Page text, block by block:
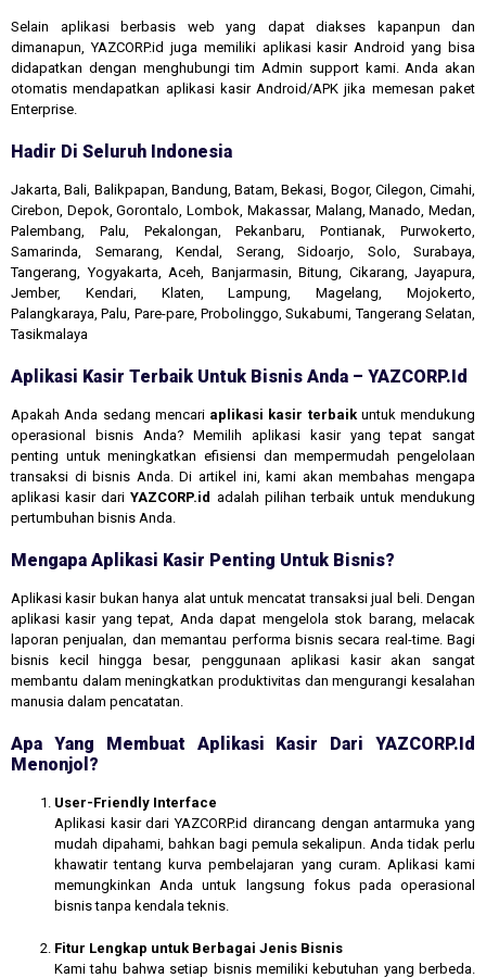
Selain aplikasi berbasis web yang dapat diakses kapanpun dan
dimanapun, YAZCORP.id juga memiliki aplikasi kasir Android yang bisa
didapatkan dengan menghubungi tim Admin support kami. Anda akan
otomatis mendapatkan aplikasi kasir Android/APK jika memesan paket
Enterprise.
Hadir Di Seluruh Indonesia
Jakarta, Bali, Balikpapan, Bandung, Batam, Bekasi, Bogor, Cilegon, Cimahi,
Cirebon, Depok, Gorontalo, Lombok, Makassar, Malang, Manado, Medan,
Palembang, Palu, Pekalongan, Pekanbaru, Pontianak, Purwokerto,
Samarinda, Semarang, Kendal, Serang, Sidoarjo, Solo, Surabaya,
Tangerang, Yogyakarta, Aceh, Banjarmasin, Bitung, Cikarang, Jayapura,
Jember, Kendari, Klaten, Lampung, Magelang, Mojokerto,
Palangkaraya, Palu, Pare-pare, Probolinggo, Sukabumi, Tangerang Selatan,
Tasikmalaya
Aplikasi Kasir Terbaik Untuk Bisnis Anda – YAZCORP.id
Apakah Anda sedang mencari aplikasi kasir terbaikuntuk mendukung
operasional bisnis Anda? Memilih aplikasi kasir yang tepat sangat
penting untuk meningkatkan efisiensi dan mempermudah pengelolaan
transaksi di bisnis Anda. Di artikel ini, kami akan membahas mengapa
aplikasi kasir dariYAZCORP.id adalah pilihan terbaik untuk mendukung
pertumbuhan bisnis Anda.
Mengapa Aplikasi Kasir Penting Untuk Bisnis?
Aplikasi kasir bukan hanya alat untuk mencatat transaksi jual beli. Dengan
aplikasi kasir yang tepat, Anda dapat mengelola stok barang, melacak
laporan penjualan, dan memantau performa bisnis secara real-time. Bagi
bisnis kecil hingga besar, penggunaan aplikasi kasir akan sangat
membantu dalam meningkatkan produktivitas dan mengurangi kesalahan
manusia dalam pencatatan.
Apa Yang Membuat Aplikasi Kasir Dari YAZCORP.id
Menonjol?
User-Friendly Interface
Aplikasi kasir dari YAZCORP.id dirancang dengan antarmuka yang
mudah dipahami, bahkan bagi pemula sekalipun. Anda tidak perlu
khawatir tentang kurva pembelajaran yang curam. Aplikasi kami
memungkinkan Anda untuk langsung fokus pada operasional
bisnis tanpa kendala teknis.
Fitur Lengkap untuk Berbagai Jenis Bisnis
Kami tahu bahwa setiap bisnis memiliki kebutuhan yang berbeda.